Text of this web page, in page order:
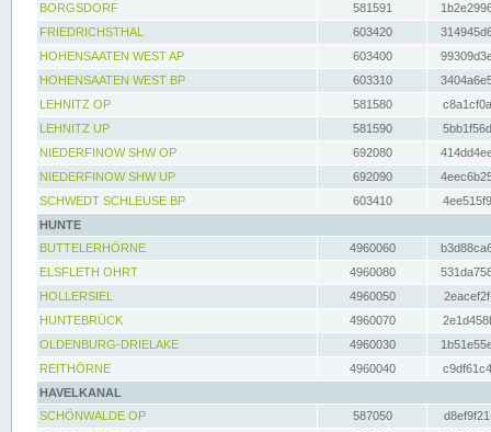
BORGSDORF
581591
FRIEDRICHSTHAL
603420
HOHENSAATEN WEST AP
603400
HOHENSAATEN WEST BP
603310
LEHNITZ OP
581580
LEHNITZ UP
581590
NIEDERFINOW SHW OP
692080
NIEDERFINOW SHW UP
692090
SCHWEDT SCHLEUSE BP
603410
HUNTE
BUTTELERHÖRNE
4960060
ELSFLETH OHRT
4960080
HOLLERSIEL
4960050
HUNTEBRÜCK
4960070
OLDENBURG-DRIELAKE
4960030
REITHÖRNE
4960040
HAVELKANAL
SCHÖNWALDE OP
587050